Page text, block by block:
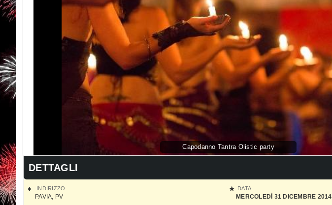
Capodanno Tantra Olistic party
DETTAGLI
INDIRIZZO
PAVIA PV
DATA
MERCOLEDÌ 31 DICEMBRE 2014